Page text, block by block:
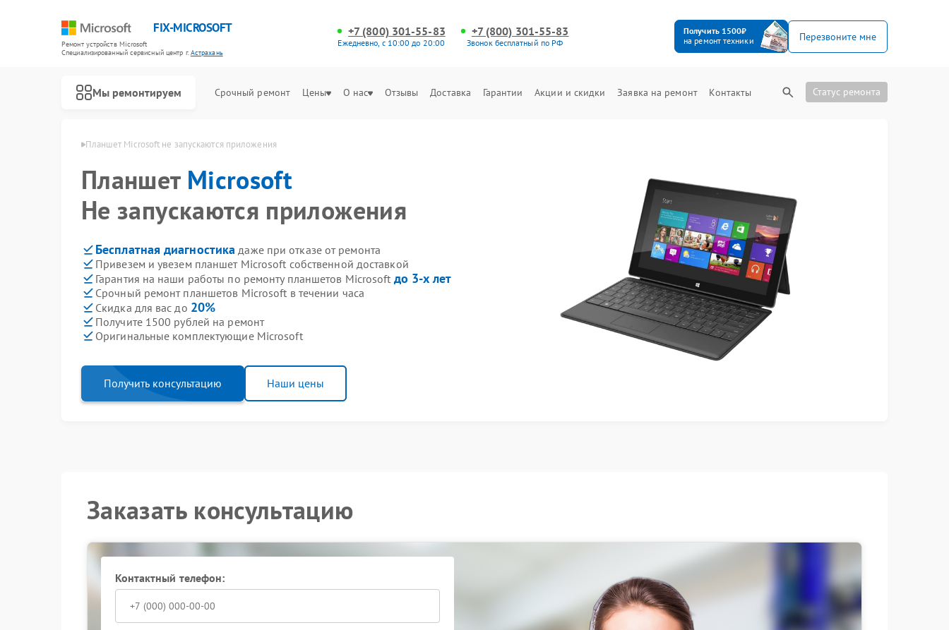
FIX-MICROSOFT
Ремонт устройств Microsoft
Специализированный cервисный центр г.Астрахань
+7 (800) 301-55-83
Ежедневно, с 10:00 до 20:00
+7 (800) 301-55-83
Звонок бесплатный по РФ
Получить 1500₽
на ремонт техники
Перезвоните мне
Мы ремонтируем Срочный ремонт Цены О нас Отзывы Доставка Гарантии Акции и скидки Заявка на ремонт Контакты Статус ремонта
Планшет Microsoft не запускаются приложения
Планшет Microsoft
Не запускаются приложения
Бесплатная диагностика даже при отказе от ремонта
Привезем и увезем планшет Microsoft собственной доставкой
Гарантия на наши работы по ремонту планшетов Microsoft до 3-х лет
Срочный ремонт планшетов Microsoft в течении часа
Скидка для вас до 20%
Получите 1500 рублей на ремонт
Оригинальные комплектующие Microsoft
Получить консультацию Наши цены
Заказать консультацию
Контактный телефон: